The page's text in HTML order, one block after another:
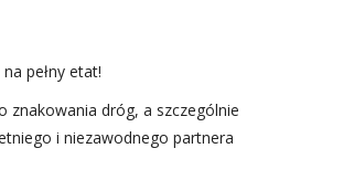
pełny etat!
znakowania dróg, a szczególnie
i niezawodnego partnera